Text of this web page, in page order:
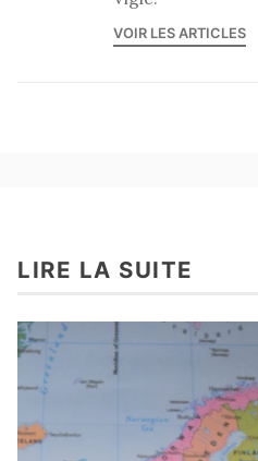
VOIR LES ARTICLES
LIRE LA SUITE